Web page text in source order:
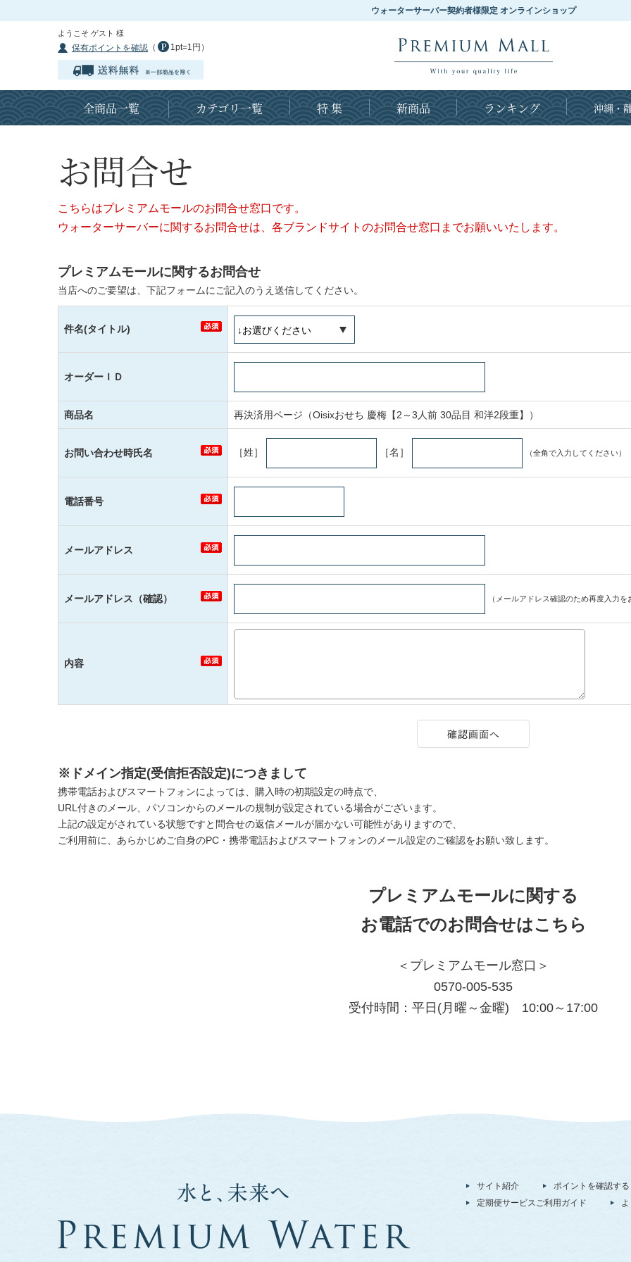
ウォーターサーバー契約者様限定 オンラインショップ
ようこそ ゲスト 様
保有ポイントを確認 （ 1pt=1円）
全商品一覧 カテゴリ一覧 特 集 新商品 ランキング 沖縄・
お問合せ
こちらはプレミアムモールのお問合せ窓口です。
ウォーターサーバーに関するお問合せは、各ブランドサイトのお問合せ窓口までお願いいたします。
プレミアムモールに関するお問合せ
当店へのご要望は、下記フォームにご記入のうえ送信してください。
件名(タイトル)
オーダーＩＤ
商品名 再決済用ページ（Oisixおせち 慶梅【2～3人前 30品目 和洋2段重】）
お問い合わせ時氏名 ［姓］ ［名］ （全角で入力してください）
電話番号
メールアドレス
メールアドレス（確認） （メールアドレス確認のため再度入力を
内容
※ドメイン指定(受信拒否設定)につきまして
携帯電話およびスマートフォンによっては、購入時の初期設定の時点で、
URL付きのメール、パソコンからのメールの規制が設定されている場合がございます。
上記の設定がされている状態ですと問合せの返信メールが届かない可能性がありますので、
ご利用前に、あらかじめご自身のPC・携帯電話およびスマートフォンのメール設定のご確認をお願い致します。
プレミアムモールに関する
お電話でのお問合せはこちら
＜プレミアムモール窓口＞
0570-005-535
受付時間：平日(月曜～金曜) 10:00～17:00
サイト紹介 ポイントを確認する
定期便サービスご利用ガイド